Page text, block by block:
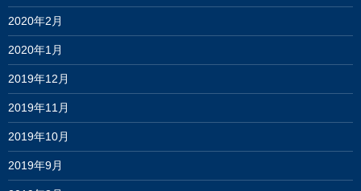
2020年2月
2020年1月
2019年12月
2019年11月
2019年10月
2019年9月